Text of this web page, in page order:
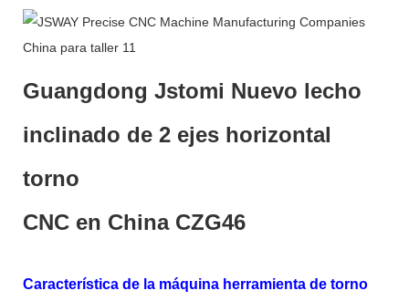
Guangdong Jstomi Nuevo lecho
inclinado de 2 ejes horizontal
torno
CNC en China CZG46
Característica de la máquina herramienta de torno